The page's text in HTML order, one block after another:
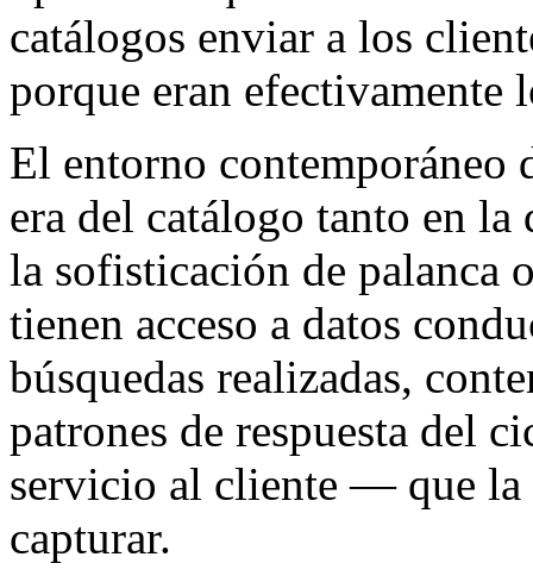
catálogos enviar a los
porque eran efectivamente
El entorno contemporáneo
era del catálogo tanto en
la sofisticación de palanca
tienen acceso a datos
búsquedas realizadas,
patrones de respuesta del
servicio al cliente — que la
capturar.